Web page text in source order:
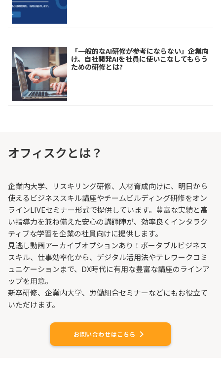
「一般的なAI研修が参考にならない」企業向
け。自社開発AIを社員に使いこなしてもらう
ための研修とは?
オフィスクとは？
企業内大学、リスキリング研修、人材育成向けに、明日から
使えるビジネススキル講座やチームビルディング研修をオン
ラインLIVEセミナー形式で提供しています。豊富な実績と高
い指導力を兼ね備えた安心の講師陣が、効率良くインタラク
ティブな学習を企業の社員向けに提供します。
見逃し動画アーカイブオプションあり！​​ポータブルビジネス
スキル、仕事効率化から、デジタル活用法やテレワークコミ
ュニケーションまで、DX時代に有用な豊富な講座のラインア
ップを用意。
新卒研修、企業内大学、労働組合セミナーなどにもお役立て
いただけます。
お問い合わせはこちら keyboard_arrow_right